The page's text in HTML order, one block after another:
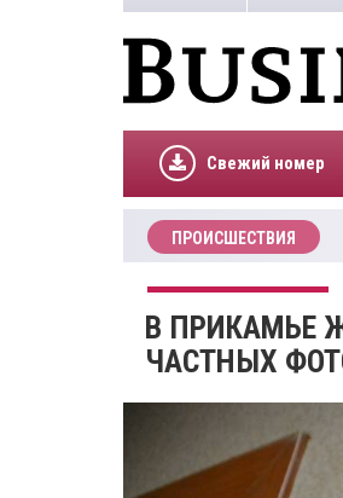
Свежий номер
ПРОИСШЕСТВИЯ
В ПРИКАМЬЕ
ЧАСТНЫХ